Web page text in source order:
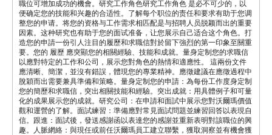
職位可增加成功的機會。研究工作角色研究工作角色 是必不可少的，以
便确定您的技能和兴趣的合适性。了解每个职位的责任和要求有助于您调
整您的申请。将您的资格与工作需求相匹配是与招聘人员脱颖而出的重要
因素。这种研究也有助于您的面试准备，让您展示自己适合这个角色。打
造您的申請一份引人注目的履歷和求職信對於留下強烈的第一印象至關重
要。您的 履歷 應突顯您的相關經驗、技能和成就。量身定制您的求職信
以應對特定的工作和公司，展示您對角色的熱情和適應性。 這兩份文件
應清晰、簡潔，並沒有錯誤，體現您的專業精神。應徵建議在應徵過程中
脫穎而出需要兼具準備和策略。量身定制您的申請：為每份工作度身定制
您的簡歷和求職信，突出相關技能和經驗。突出成就：用具體例子和可量
化的成果展示您的成就。研究公司：在申請和面試中展示您對沃爾瑪價值
觀和運營的了解。面試練習：準備應對常見面試問題並練習回答以表現自
信。跟進：面試後，發送感謝函以表達您的感謝並重新表明對該職位的興
趣。人脈網絡：與現任或前任沃爾瑪員工建立聯繫，獲取洞察並有機會獲